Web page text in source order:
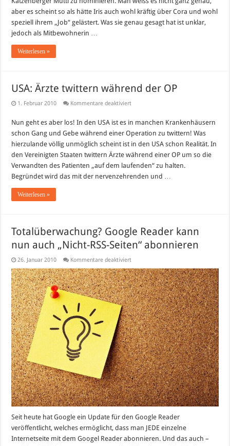
/
Wer
heute
aber es scheint so als hätte Iris auch wohl kräftig über Cora und wohl
speziell ihrem „Job“ gelästert. Was sie genau gesagt hat ist unklar,
jedoch als Mitbewohnerin …
Weiterlesen »
USA: Ärzte twittern während der OP
1. Februar 2010 Kommentare deaktiviertfür
twittern
während
der
OP
Nun geht es aber los! In den USA ist es in manchen Krankenhäusern
schon Gang und Gebe während einer Operation zu twittern! Was
hierzulande völlig unmöglich scheint ist in den USA schon Realität. In
den Vereinigten Staaten twittern Ärzte während einer OP um so die
Verwandten des Patienten „auf dem laufenden“ zu halten.
Begründet wird das mit der nervenzehrenden und …
Weiterlesen »
Totalüberwachung? Google Reader kann
nun auch „Nicht-RSS-Seiten“ abonnieren
26. Januar 2010 Kommentare deaktiviertfür
Google
Reader
kann
nun
auch
„Nicht-
RSS-
Seiten“
abonnieren
Seit heute hat Google ein Update für den Google Reader
veröffentlicht, welches ermöglicht, dass man JEDE einzelne
Internetseite mit dem Googel Reader abonnieren. Und das auch –